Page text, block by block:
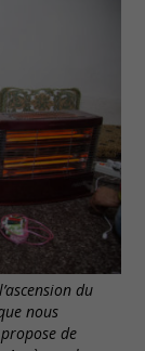
du
nous
de